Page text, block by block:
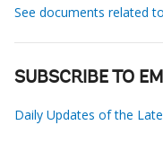
See documents related
SUBSCRIBE TO
Daily Updates of the